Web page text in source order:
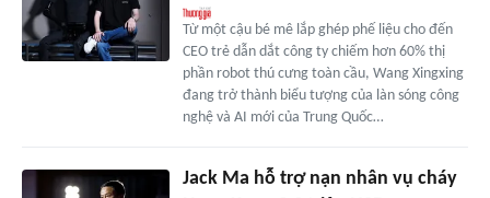
Từ một cậu bé mê lắp ghép phế liệu cho đến
CEO trẻ dẫn dắt công ty chiếm hơn 60% thị
phần robot thú cưng toàn cầu, Wang Xingxing
đang trở thành biểu tượng của làn sóng công
nghệ và AI mới của Trung Quốc…
Jack Ma hỗ trợ nạn nhân vụ cháy